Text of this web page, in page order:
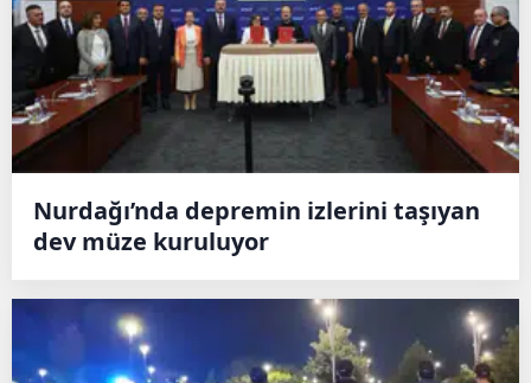
Nurdağı’nda depremin izlerini taşıyan
dev müze kuruluyor